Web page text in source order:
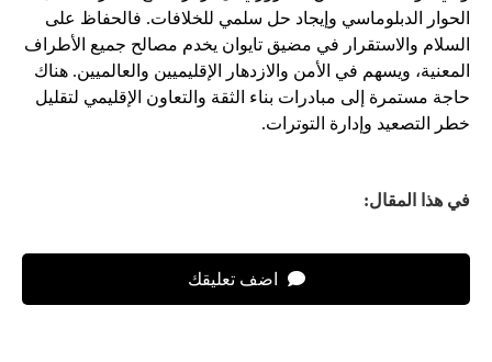
الحوار الدبلوماسي وإيجاد حل سلمي للخلافات. فالحفاظ على
السلام والاستقرار في مضيق تايوان يخدم مصالح جميع الأطراف
المعنية، ويسهم في الأمن والازدهار الإقليميين والعالميين. هناك
حاجة مستمرة إلى مبادرات بناء الثقة والتعاون الإقليمي لتقليل
خطر التصعيد وإدارة التوترات.
في هذا المقال:
اضف تعليقك